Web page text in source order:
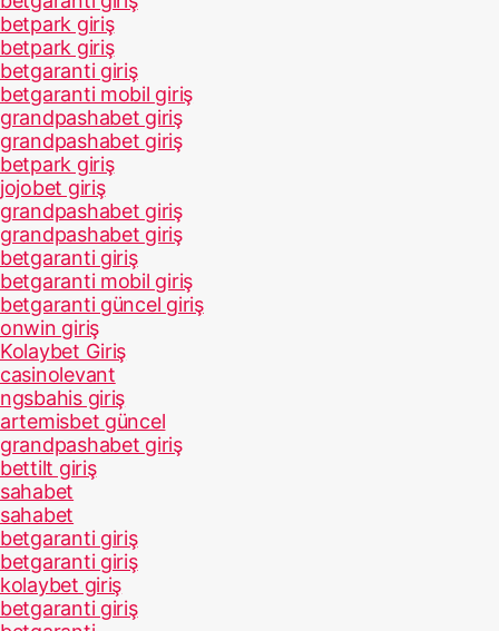
betpark giriş
betpark giriş
betgaranti giriş
betgaranti mobil giriş
grandpashabet giriş
grandpashabet giriş
betpark giriş
jojobet giriş
grandpashabet giriş
grandpashabet giriş
betgaranti giriş
betgaranti mobil giriş
betgaranti güncel giriş
onwin giriş
Kolaybet Giriş
casinolevant
ngsbahis giriş
artemisbet güncel
grandpashabet giriş
bettilt giriş
sahabet
sahabet
betgaranti giriş
betgaranti giriş
kolaybet giriş
betgaranti giriş